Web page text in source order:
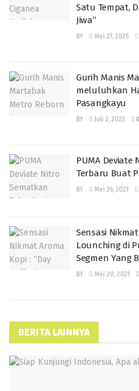
Satu Tempat,
Jiwa”
BY Mei 27, 2025
Gurih Manis
meluluhkan
Pasangkayu
BY Juli 2, 2023 0
PUMA Deviate
Terbaru Buat
BY Mei 26, 2021
Sensasi Nikmat
Lounching di
Segmen Yang
BY Mei 20, 2021
BERITA LAINNYA